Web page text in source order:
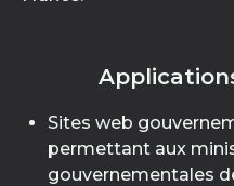
Sites web
permettant aux
gouvernementales